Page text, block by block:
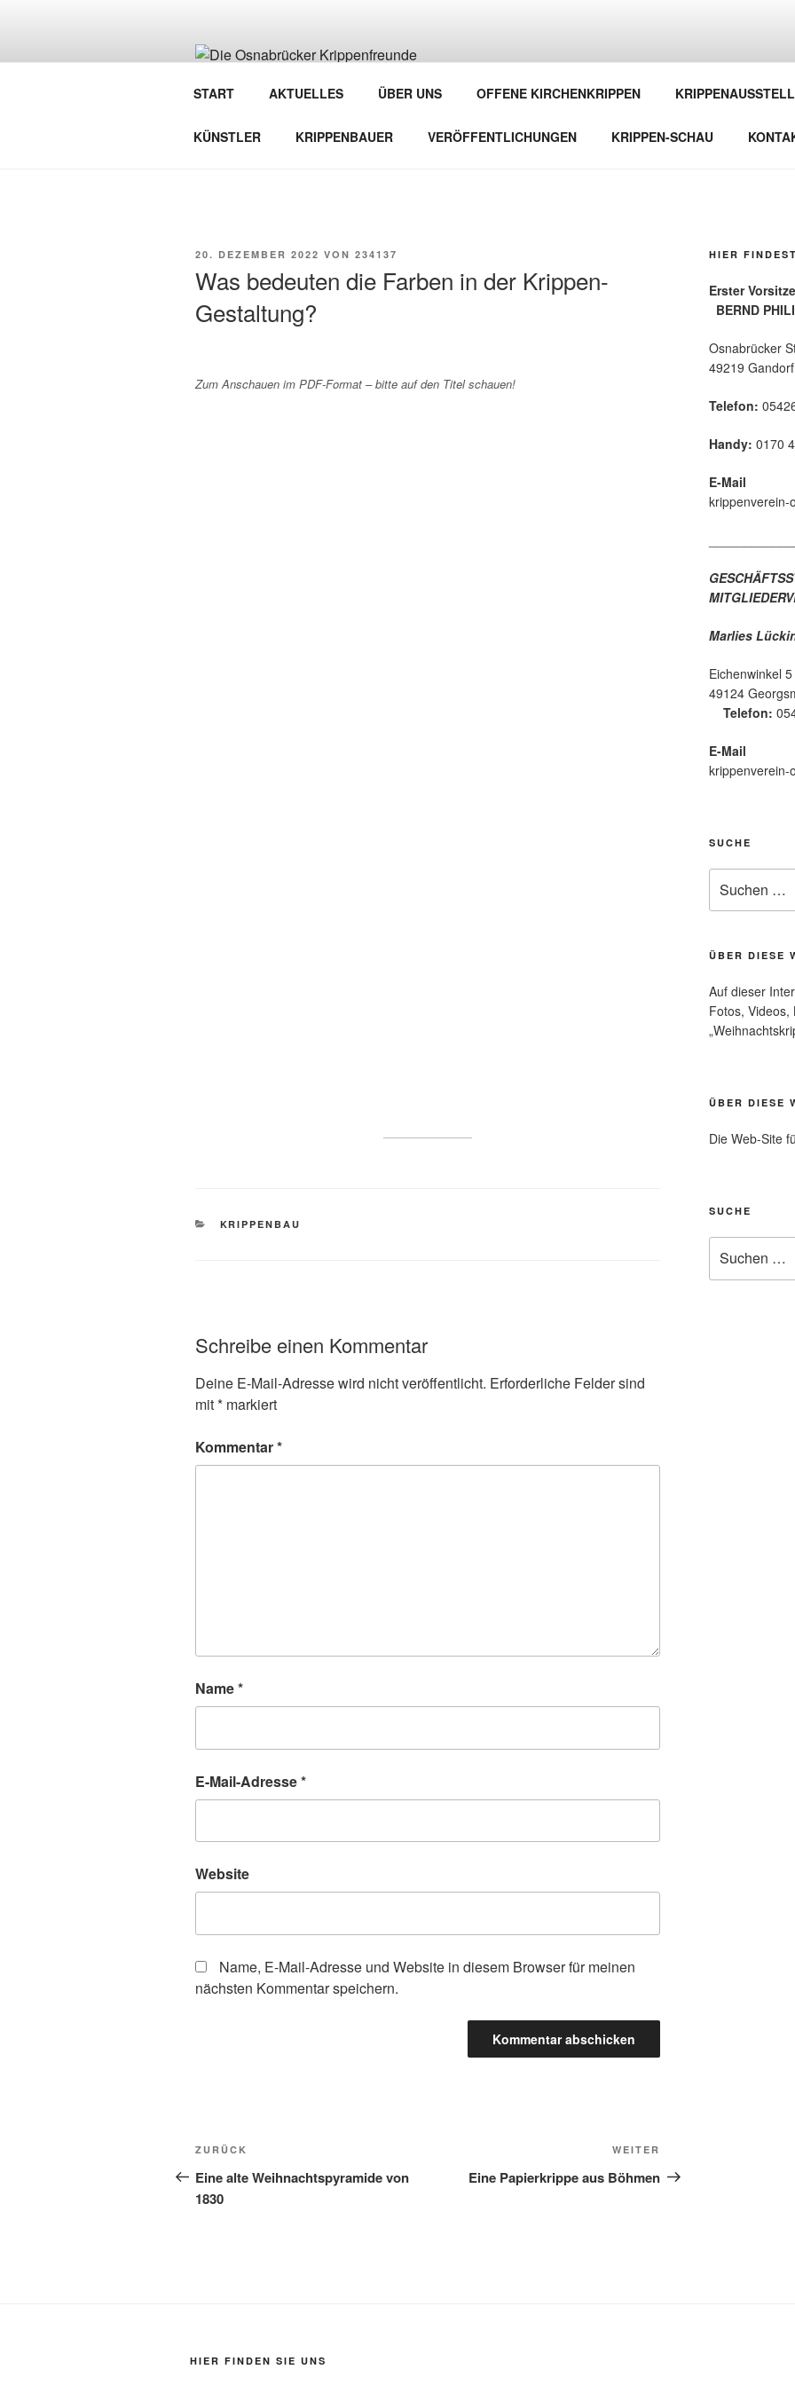
DIE OSNABRÜCKER
START AKTUELLES ÜBER UNS OFFENE KIRCHENKRIPPEN
KÜNSTLER KRIPPENBAUER VERÖFFENTLICHUNGEN KRIPPEN-SCHAU
VERÖFFENTLICHT
20. DEZEMBER 2022 VON 234137
Was bedeuten die Farben in der Krippen-
Gestaltung?
Zum Anschauen im PDF-Format – bitte auf den Titel schauen!
KATEGORIEN
KRIPPENBAU
Schreibe einen Kommentar
Deine E-Mail-Adresse wird nicht veröffentlicht. Erforderliche Felder sind
mit* markiert
Kommentar*
Name*
E-Mail-Adresse*
Website
Name, E-Mail-Adresse und Website in diesem Browser für meinen
nächsten Kommentar speichern.
Beitragsnavigation
Vorheriger
Beitrag
ZURÜCK
Eine alte Weihnachtspyramide von
1830
Beitrag
WEITER
Eine Papierkrippe aus Böhmen
HIER
BERND
Osnabrücker
49219 Gandorf
Telefon:
Handy: 0170
E-Mail
krippenverein-
Marlies
Eichenwinkel 5
49124
Telefon:
E-Mail
krippenverein-
SUCHE
nach:
ÜBER DIESE
Auf dieser
Fotos,
ÜBER DIESE
Die Web-Site
SUCHE
nach:
HIER FINDEN SIE UNS